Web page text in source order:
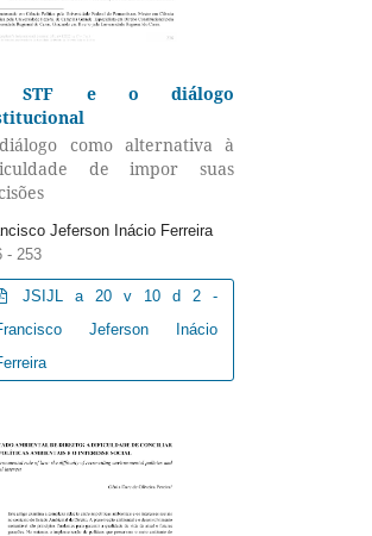
STF e o diálogo
como alternativa à
de impor suas
Jeferson Inácio Ferreira
- 253
JSIJL a 20 v 10 d 2 -
Jeferson Inácio